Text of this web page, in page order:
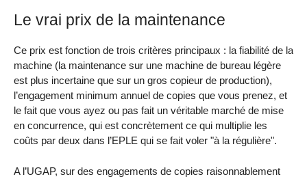
Le vrai prix de la maintenance
Ce prix est fonction de trois critères principaux : la fiabilité de la
machine (la maintenance sur une machine de bureau légère
est plus incertaine que sur un gros copieur de production),
l’engagement minimum annuel de copies que vous prenez, et
le fait que vous ayez ou pas fait un véritable marché de mise
en concurrence, qui est concrètement ce qui multiplie les
coûts par deux dans l’EPLE qui se fait voler "à la régulière".
A l’UGAP, sur des engagements de copies raisonnablement